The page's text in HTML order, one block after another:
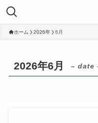
ホーム 2026年 6月
2026年6月 – date